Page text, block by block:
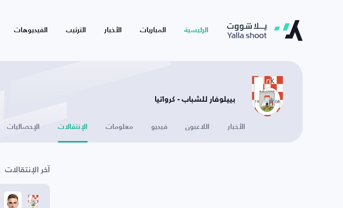
الرئيسية المباريات الأخبار الترتيب الفيديوهات
بييلوفار للشباب - كرواتيا
الأخبار اللاعبون فيديو معلومات الإنتقالات الإحصائيات
آخر الإنتقالات